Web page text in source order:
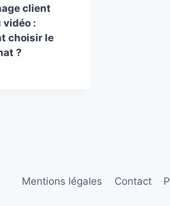
client
vidéo :
choisir le
?
Mentions légales Contact